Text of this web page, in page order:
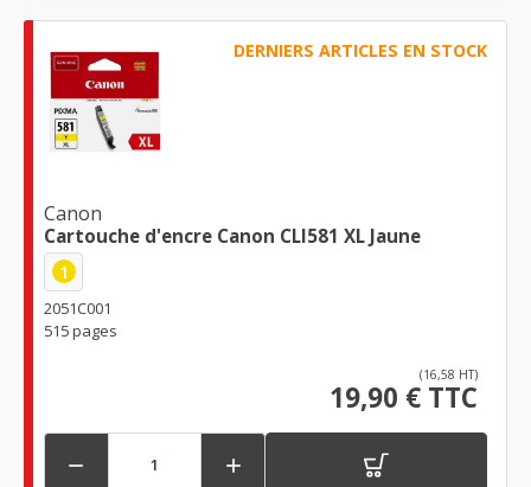
DERNIERS ARTICLES EN STOCK
Canon
Cartouche d'encre Canon CLI581 XL Jaune
1
2051C001
515 pages
(16,58 HT)
19,90 € TTC
 